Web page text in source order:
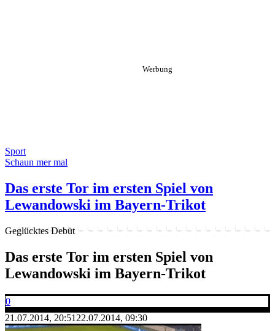
Sport
Schaun mer mal
Das erste Tor im ersten Spiel von
Lewandowski im Bayern-Trikot
Geglücktes Debüt
Das erste Tor im ersten Spiel von
Lewandowski im Bayern-Trikot
0
21.07.2014, 20:51 22.07.2014, 09:30